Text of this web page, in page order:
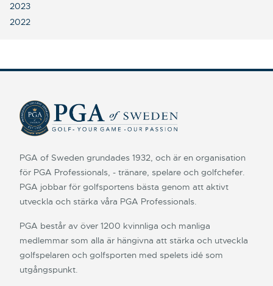
2023
2022
PGA of Sweden grundades 1932, och är en organisation
för PGA Professionals, - tränare, spelare och golfchefer.
PGA jobbar för golfsportens bästa genom att aktivt
utveckla och stärka våra PGA Professionals.
PGA består av över 1200 kvinnliga och manliga
medlemmar som alla är hängivna att stärka och utveckla
golfspelaren och golfsporten med spelets idé som
utgångspunkt.